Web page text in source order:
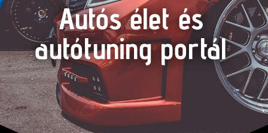
Autós élet és
autótuning portál
.